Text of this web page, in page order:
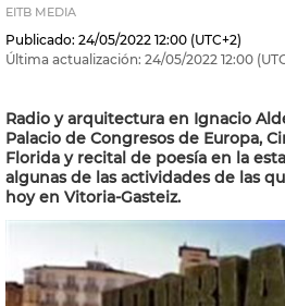
EITB MEDIA
Publicado: 24/05/2022 12:00 (UTC+2)
Última actualización: 24/05/2022 12:00
Radio y arquitectura en Ignacio
Palacio de Congresos de Europa,
Florida y recital de poesía en la
algunas de las actividades de las
hoy en Vitoria-Gasteiz.